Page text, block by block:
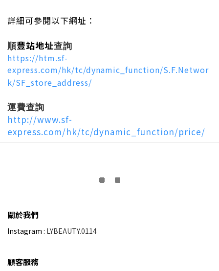
詳細可參閱以下網址：
順豐站地址查詢
https://htm.sf-
express.com/hk/tc/dynamic_function/S.F.Networ
k/SF_store_address/
運費查詢
http://www.sf-
express.com/hk/tc/dynamic_function/price/
關於我們
Instagram : LYBEAUTY.0114
顧客服務